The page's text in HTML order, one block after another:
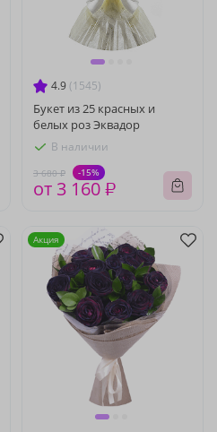
4.9 (1545)
Букет из 25 красных и
белых роз Эквадор
В наличии
3 680 ₽ -15%
от 3 160 ₽
Акция